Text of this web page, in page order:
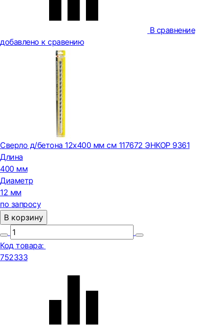
В сравнение
добавлено к сравению
Сверло д/бетона 12х400 мм см 117672 ЭНКОР 9361
Длина
400 мм
Диаметр
12 мм
по запросу
В корзину
Код товара:
752333